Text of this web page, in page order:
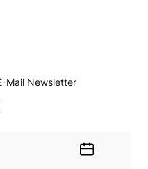
Mail Newsletter